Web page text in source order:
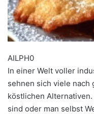
AILPH0
In einer Welt voller
sehnen sich viele nach
köstlichen
sind oder man selbst